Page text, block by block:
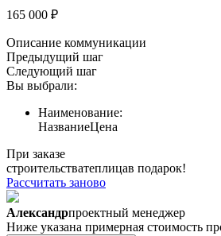
165 000 ₽
Описание коммуникации
Предыдущий шаг
Следующий шаг
Вы выбрали:
Наименование:
НазваниеЦена
При заказе
строительстватеплицав подарок!
Рассчитать заново
Александрпроектный менеджер
Ниже указана примерная стоимость